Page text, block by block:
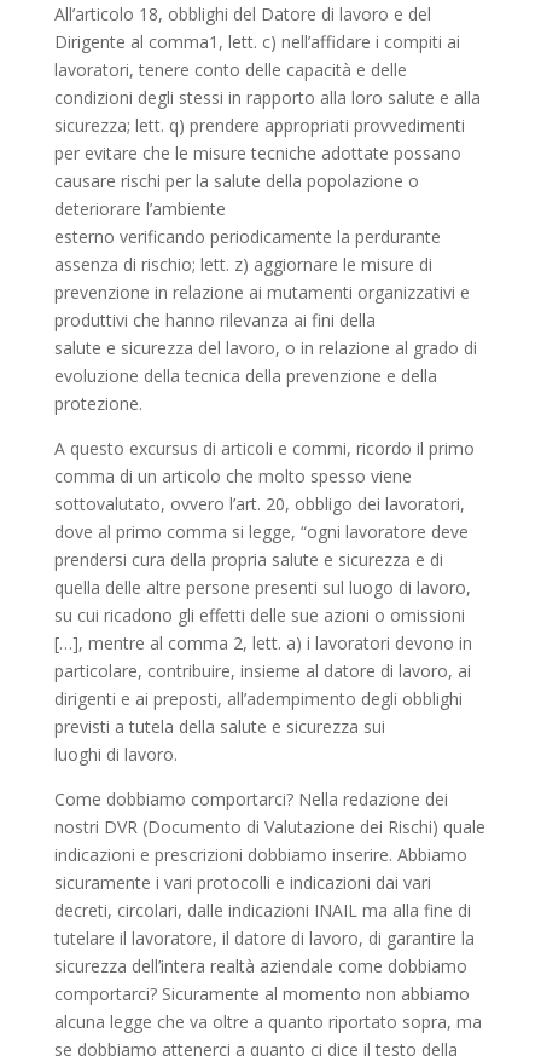
All’articolo 18, obblighi del Datore di lavoro e del
Dirigente al comma1, lett. c) nell’affidare i compiti ai
lavoratori, tenere conto delle capacità e delle
condizioni degli stessi in rapporto alla loro salute e alla
sicurezza; lett. q) prendere appropriati provvedimenti
per evitare che le misure tecniche adottate possano
causare rischi per la salute della popolazione o
deteriorare l’ambiente
esterno verificando periodicamente la perdurante
assenza di rischio; lett. z) aggiornare le misure di
prevenzione in relazione ai mutamenti organizzativi e
produttivi che hanno rilevanza ai fini della
salute e sicurezza del lavoro, o in relazione al grado di
evoluzione della tecnica della prevenzione e della
protezione.
A questo excursus di articoli e commi, ricordo il primo
comma di un articolo che molto spesso viene
sottovalutato, ovvero l’art. 20, obbligo dei lavoratori,
dove al primo comma si legge, “ogni lavoratore deve
prendersi cura della propria salute e sicurezza e di
quella delle altre persone presenti sul luogo di lavoro,
su cui ricadono gli effetti delle sue azioni o omissioni
[…], mentre al comma 2, lett. a) i lavoratori devono in
particolare, contribuire, insieme al datore di lavoro, ai
dirigenti e ai preposti, all’adempimento degli obblighi
previsti a tutela della salute e sicurezza sui
luoghi di lavoro.
Come dobbiamo comportarci? Nella redazione dei
nostri DVR (Documento di Valutazione dei Rischi) quale
indicazioni e prescrizioni dobbiamo inserire. Abbiamo
sicuramente i vari protocolli e indicazioni dai vari
decreti, circolari, dalle indicazioni INAIL ma alla fine di
tutelare il lavoratore, il datore di lavoro, di garantire la
sicurezza dell’intera realtà aziendale come dobbiamo
comportarci? Sicuramente al momento non abbiamo
alcuna legge che va oltre a quanto riportato sopra, ma
se dobbiamo attenerci a quanto ci dice il testo della